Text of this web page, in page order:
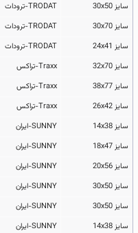
سایز 30x50
TRODAT-ترودات
سایز 30x70
TRODAT-ترودات
سایز 24x41
TRODAT-ترودات
سایز 32x70
Traxx-تراکس
سایز 38x77
Traxx-تراکس
سایز 26x42
Traxx-تراکس
سایز 14x38
SUNNY-ایران
سایز 18x47
SUNNY-ایران
سایز 20x56
SUNNY-ایران
سایز 30x50
SUNNY-ایران
سایز 30x50
SUNNY-ایران
سایز 14x38
SUNNY-ایران